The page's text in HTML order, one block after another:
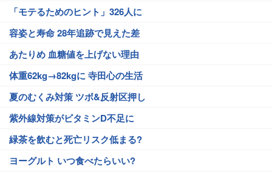
「モテるためのヒント」326人に
容姿と寿命 28年追跡で見えた差
あたりめ 血糖値を上げない理由
体重62kg→82kgに 寺田心の生活
夏のむくみ対策 ツボ&反射区押し
紫外線対策がビタミンD不足に
緑茶を飲むと死亡リスク低まる?
ヨーグルト いつ食べたらいい?